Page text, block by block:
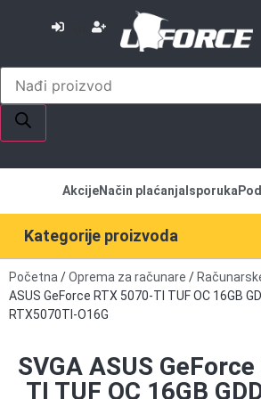
Kategorije proizvoda
AkcijeNačin plaćanja Isporuka
Početna /Oprema za računare /
ASUS GeForce RTX 5070-TI TUF OC 16GB
RTX5070TI-O16G
SVGA ASUS
TI TUF OC 16GB